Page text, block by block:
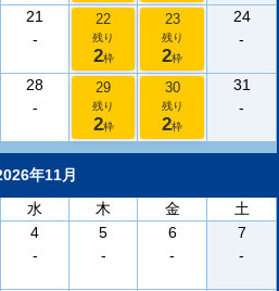
21
-
22
残り
2枠
23
残り
2枠
24
-
28
-
29
残り
2枠
30
残り
2枠
31
-
年11月
水 木 金
土
4
-
5
-
6
-
7
-